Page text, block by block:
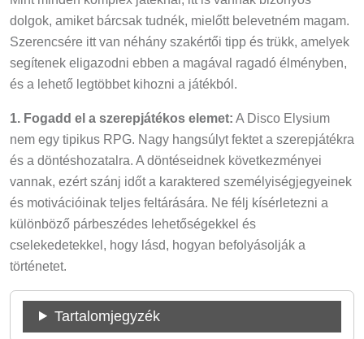
dolgok, amiket bárcsak tudnék, mielőtt belevetném magam.
Szerencsére itt van néhány szakértői tipp és trükk, amelyek
segítenek eligazodni ebben a magával ragadó élményben,
és a lehető legtöbbet kihozni a játékból.
1. Fogadd el a szerepjátékos elemet: A Disco Elysium
nem egy tipikus RPG. Nagy hangsúlyt fektet a szerepjátékra
és a döntéshozatalra. A döntéseidnek következményei
vannak, ezért szánj időt a karaktered személyiségjegyeinek
és motivációinak teljes feltárására. Ne félj kísérletezni a
különböző párbeszédes lehetőségekkel és
cselekedetekkel, hogy lásd, hogyan befolyásolják a
történetet.
Tartalomjegyzék